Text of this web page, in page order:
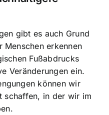
gibt es auch Grund
Menschen erkennen
Fußabdrucks
Veränderungen ein.
können wir
schaffen, in der wir im